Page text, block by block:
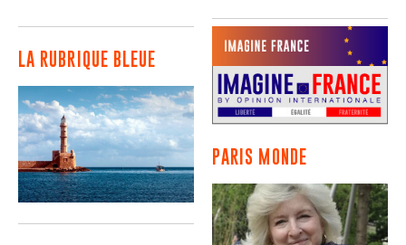
LA RUBRIQUE BLEUE
PARIS MONDE